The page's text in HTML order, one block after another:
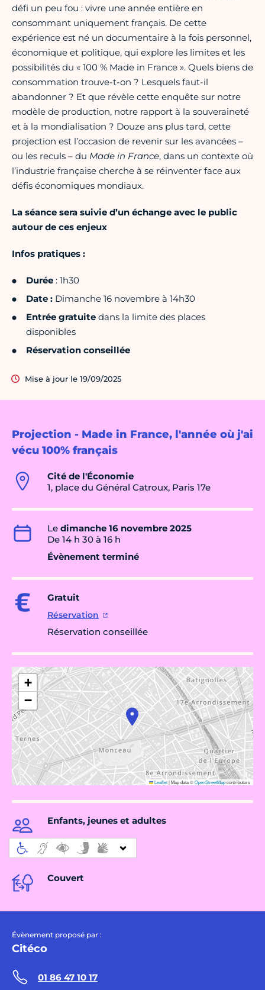
Projection - Made in France, l'année où j'ai
vécu 100% français
Cité de l'Économie
1, place du Général Catroux, Paris 17e
Le dimanche 16 novembre 2025
De 14 h 30 à 16 h
Évènement terminé
Gratuit
Réservation
Réservation conseillée
+
−
Leaflet|Map data ©OpenStreetMapcontributors
Enfants, jeunes et adultes
Couvert
Évènement proposé par :
Citéco
01 86 47 10 17
défi un peu fou : vivre une année entière en
consommant uniquement français. De cette
expérience est né un documentaire à la fois personnel,
économique et politique, qui explore les limites et les
possibilités du « 100 % Made in France ». Quels biens de
consommation trouve-t-on ? Lesquels faut-il
abandonner ? Et que révèle cette enquête sur notre
modèle de production, notre rapport à la souveraineté
et à la mondialisation ? Douze ans plus tard, cette
projection est l’occasion de revenir sur les avancées –
ou les reculs – du Made in France, dans un contexte où
l’industrie française cherche à se réinventer face aux
défis économiques mondiaux.
La séance sera suivie d’un échange avec le public
autour de ces enjeux
Infos pratiques :
Durée : 1h30
Date : Dimanche 16 novembre à 14h30
Entrée gratuite dans la limite des places
disponibles
Réservation conseillée
Mise à jour le 19/09/2025